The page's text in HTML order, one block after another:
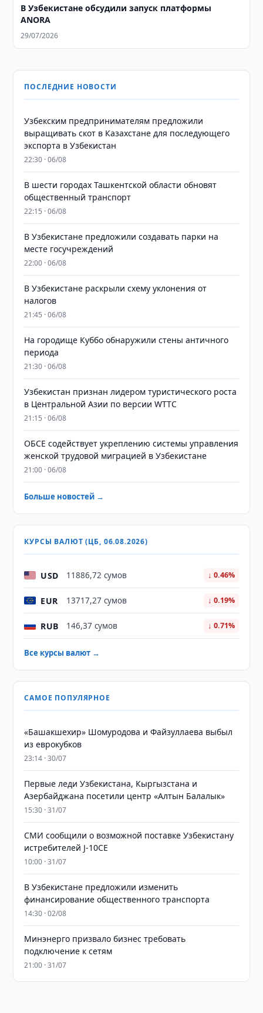
В Узбекистане обсудили запуск платформы
ANORA
29/07/2026
ПОСЛЕДНИЕ НОВОСТИ
Узбекским предпринимателям предложили
выращивать скот в Казахстане для последующего
экспорта в Узбекистан
22:30 · 06/08
В шести городах Ташкентской области обновят
общественный транспорт
22:15 · 06/08
В Узбекистане предложили создавать парки на
месте госучреждений
22:00 · 06/08
В Узбекистане раскрыли схему уклонения от
налогов
21:45 · 06/08
На городище Куббо обнаружили стены античного
периода
21:30 · 06/08
Узбекистан признан лидером туристического роста
в Центральной Азии по версии WTTC
21:15 · 06/08
ОБСЕ содействует укреплению системы управления
женской трудовой миграцией в Узбекистане
21:00 · 06/08
Больше новостей →
КУРСЫ ВАЛЮТ (ЦБ, 06.08.2026)
USD 11886,72 сумов ↓ 0.46%
EUR 13717,27 сумов ↓ 0.19%
RUB 146,37 сумов ↓ 0.71%
Все курсы валют →
САМОЕ ПОПУЛЯРНОЕ
«Башакшехир» Шомуродова и Файзуллаева выбыл
из еврокубков
23:14 · 30/07
Первые леди Узбекистана, Кыргызстана и
Азербайджана посетили центр «Алтын Балалык»
15:30 · 31/07
СМИ сообщили о возможной поставке Узбекистану
истребителей J-10CE
10:00 · 31/07
В Узбекистане предложили изменить
финансирование общественного транспорта
14:30 · 02/08
Минэнерго призвало бизнес требовать
подключение к сетям
21:00 · 31/07